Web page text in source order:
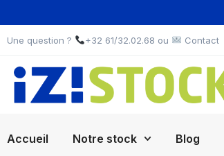
Une question ? +32 61/32.02.68 ou Contact
Accueil Notre stock Blog